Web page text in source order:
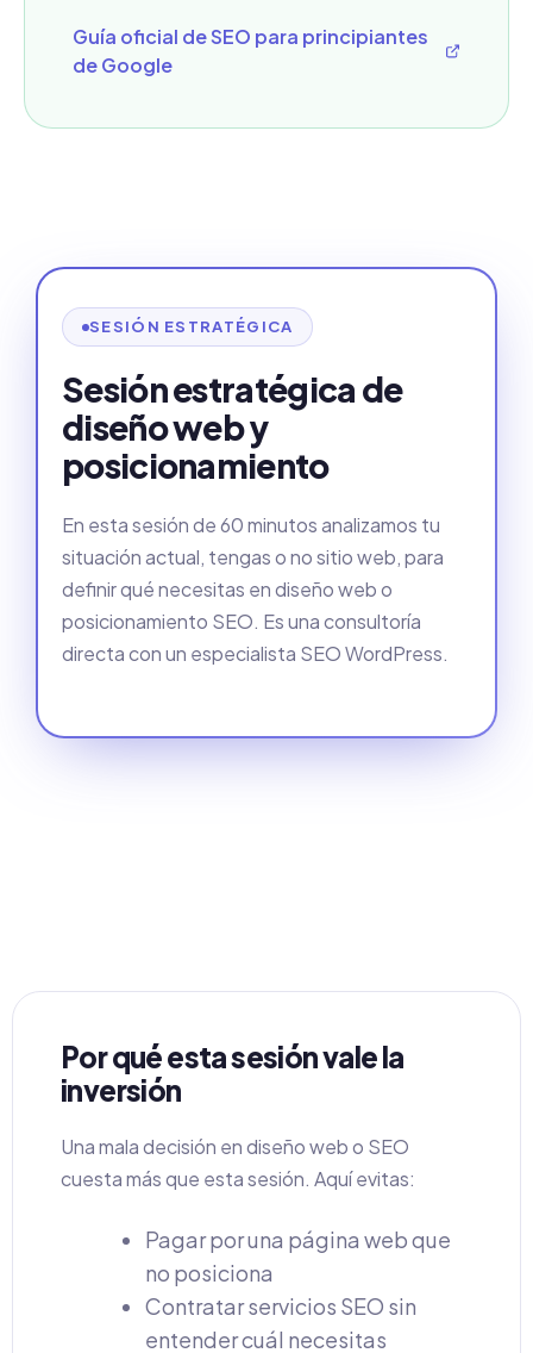
Guía oficial de SEO para principiantes
de Google
SESIÓN ESTRATÉGICA
Sesión estratégica de
diseño web y
posicionamiento
En esta sesión de 60 minutos analizamos tu
situación actual, tengas o no sitio web, para
definir qué necesitas en diseño web o
posicionamiento SEO. Es una consultoría
directa con un especialista SEO WordPress.
Por qué esta sesión vale la
inversión
Una mala decisión en diseño web o SEO
cuesta más que esta sesión. Aquí evitas:
Pagar por una página web que
no posiciona
Contratar servicios SEO sin
entender cuál necesitas